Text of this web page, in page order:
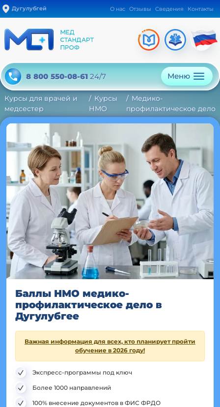
Дугулубгей О нас Отзывы Сведения Контакты
8 800 550-08-61 24/7 Меню
Курсы для врачей и
медсестер
Курсы
НМО
Медико-
профилактическое дело
Баллы НМО медико-
профилактическое дело в
Дугулубгее
Важная информация для всех, кто планирует пройти
обучение в 2026 году!
Экспресс-программы под ключ
Более 1000 направлений
100% внесение документов в ФИС ФРДО